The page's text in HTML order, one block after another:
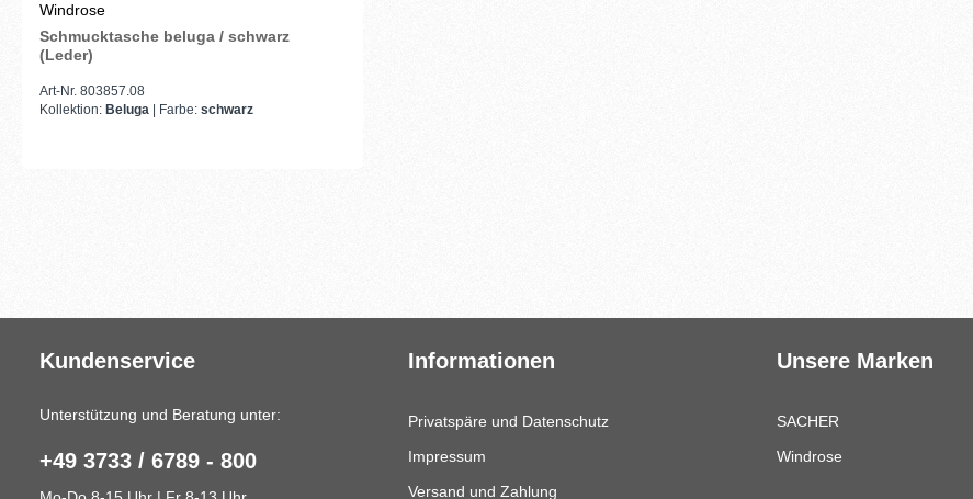
Windrose
Schmucktasche beluga / schwarz
(Leder)
Art-Nr. 803857.08
Kollektion: Beluga | Farbe: schwarz
Kundenservice
Unterstützung und Beratung unter:
+49 3733 / 6789 - 800
Informationen
Privatspäre und Datenschutz
Impressum
Versand und Zahlung
Unsere Marken
SACHER
Windrose